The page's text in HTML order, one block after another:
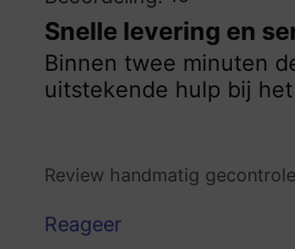
Snelle levering en
Binnen twee minuten
uitstekende hulp bij
Review handmatig
Reageer